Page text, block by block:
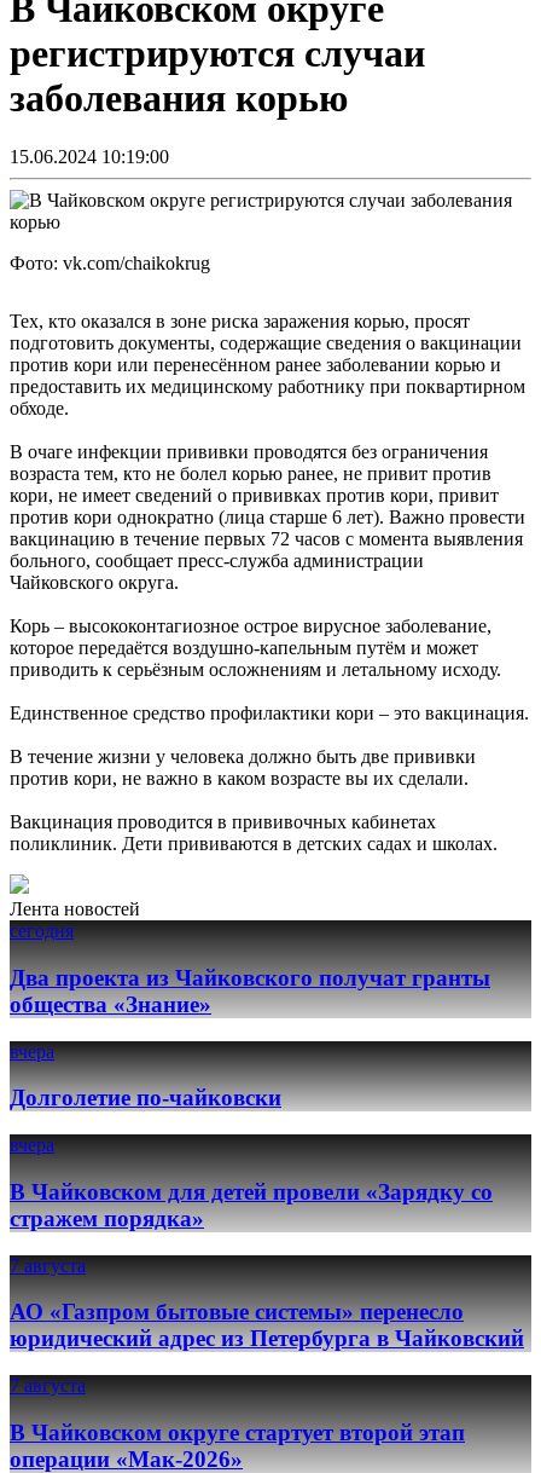
регистрируются случаи
заболевания корью
15.06.2024 10:19:00
Фото: vk.com/chaikokrug
Тех, кто оказался в зоне риска заражения корью, просят
подготовить документы, содержащие сведения о вакцинации
против кори или перенесённом ранее заболевании корью и
предоставить их медицинскому работнику при поквартирном
обходе.
В очаге инфекции прививки проводятся без ограничения
возраста тем, кто не болел корью ранее, не привит против
кори, не имеет сведений о прививках против кори, привит
против кори однократно (лица старше 6 лет). Важно провести
вакцинацию в течение первых 72 часов с момента выявления
больного, сообщает пресс-служба администрации
Чайковского округа.
Корь – высококонтагиозное острое вирусное заболевание,
которое передаётся воздушно-капельным путём и может
приводить к серьёзным осложнениям и летальному исходу.
Единственное средство профилактики кори – это вакцинация.
В течение жизни у человека должно быть две прививки
против кори, не важно в каком возрасте вы их сделали.
Вакцинация проводится в прививочных кабинетах
поликлиник. Дети прививаются в детских садах и школах.
Лента новостей
сегодня
Два проекта из Чайковского получат гранты
общества «Знание»
вчера
Долголетие по-чайковски
вчера
В Чайковском для детей провели «Зарядку со
стражем порядка»
7 августа
АО «Газпром бытовые системы» перенесло
юридический адрес из Петербурга в Чайковский
7 августа
В Чайковском округе стартует второй этап
операции «Мак-2026»